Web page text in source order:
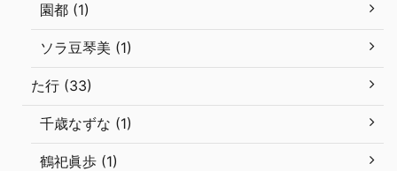
園都 (1)
ソラ豆琴美 (1)
た行 (33)
千歳なずな (1)
鶴祀眞歩 (1)